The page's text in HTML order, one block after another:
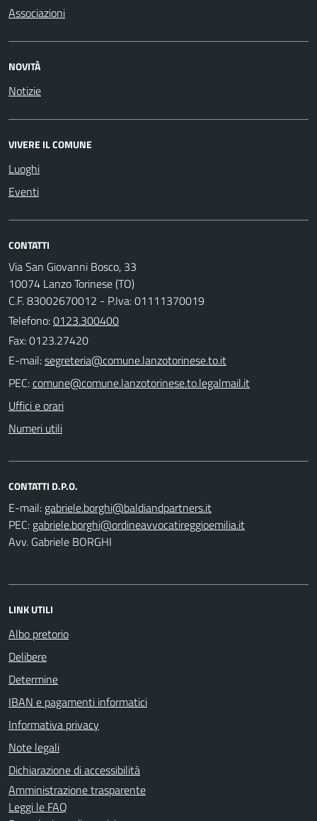
Associazioni
NOVITÀ
Notizie
VIVERE IL COMUNE
Luoghi
Eventi
CONTATTI
Via San Giovanni Bosco, 33
10074 Lanzo Torinese (TO)
C.F. 83002670012 - P.Iva: 01111370019
Telefono:0123.300400
Fax: 0123.27420
E-mail:
PEC:
Uffici e orari
Numeri utili
CONTATTI D.P.O.
E-mail:
PEC:
Avv. Gabriele BORGHI
LINK UTILI
Albo pretorio
Delibere
Determine
IBAN e pagamenti informatici
Informativa privacy
Note legali
Dichiarazione di accessibilità
Amministrazione trasparente
Leggi le FAQ